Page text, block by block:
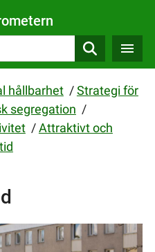
Sök
hållbarhet /Strategi för
segregation /
/Attraktivt och